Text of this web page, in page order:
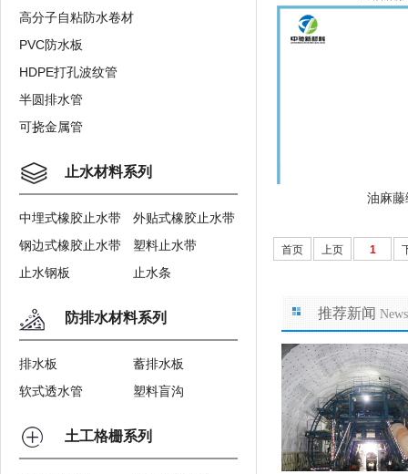
高分子自粘防水卷材
PVC防水板
HDPE打孔波纹管
半圆排水管
可挠金属管
止水材料系列
中埋式橡胶止水带
外贴式橡胶止水带
钢边式橡胶止水带
塑料止水带
止水钢板
止水条
防排水材料系列
排水板
蓄排水板
软式透水管
塑料盲沟
土工格栅系列
油麻
首页 上页 1
推荐新闻 News